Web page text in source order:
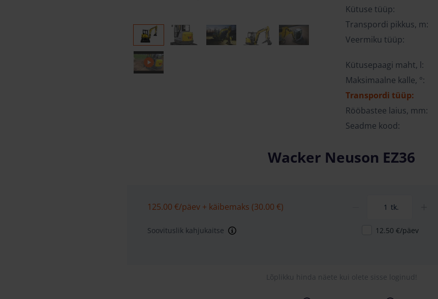
Kütuse tüüp:
Transpordi pikkus, m:
Veermiku tüüp:
Kütusepaagi maht, l:
Maksimaalne kalle, °:
Transpordi tüüp:
Rööbastee laius, mm:
Seadme kood:
Wacker Neuson EZ36
125.00 €/päev + käibemaks (30.00 €) tk.
Soovituslik kahjukaitse 12.50 €/päev
Lõplikku hinda näete kui olete sisse loginud!